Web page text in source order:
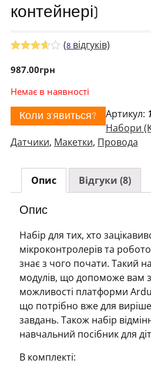
контейнері)
3.60 з 5
основі
опитува
ння
покупці
в
(8 відгуків)
987.00грн
Немає в наявності
Коли з'явиться? Артикул:
Набори
Датчики, Макетки, Провода
Опис Відгуки (8)
Опис
Набір для тих, хто
мікроконтролерів та
знає з чого почати. Такий
модулів, що допоможе вам
можливості платформи
що потрібно вже для
завдань. Також набір
навчальний посібник для
В комплекті: